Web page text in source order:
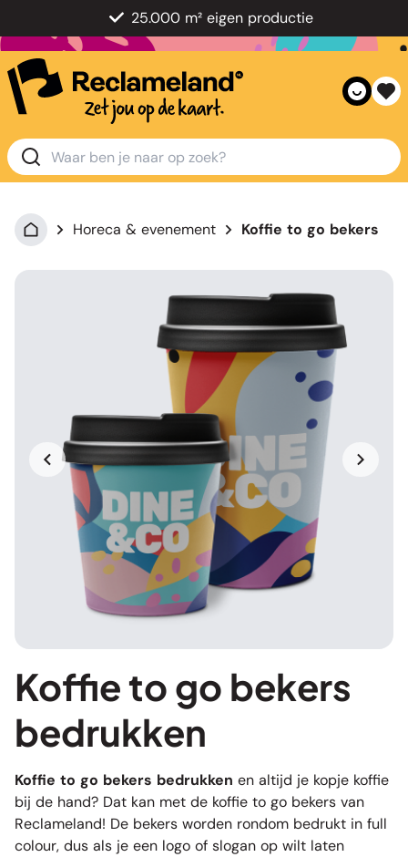
25.000 m² eigen productie
Horeca & evenement Koffie to go bekers
Koffie to go bekers
bedrukken
Koffie to go bekers bedrukken en altijd je kopje koffie
bij de hand? Dat kan met de koffie to go bekers van
Reclameland! De bekers worden rondom bedrukt in full
colour, dus als je een logo of slogan op wilt laten